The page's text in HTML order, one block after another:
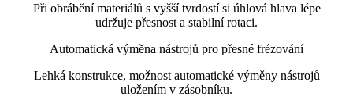
Při obrábění materiálů s vyšší tvrdostí si úhlová hlava lépe
udržuje přesnost a stabilní rotaci.
Automatická výměna nástrojů pro přesné frézování
Lehká konstrukce, možnost automatické výměny nástrojů
uložením v zásobníku.